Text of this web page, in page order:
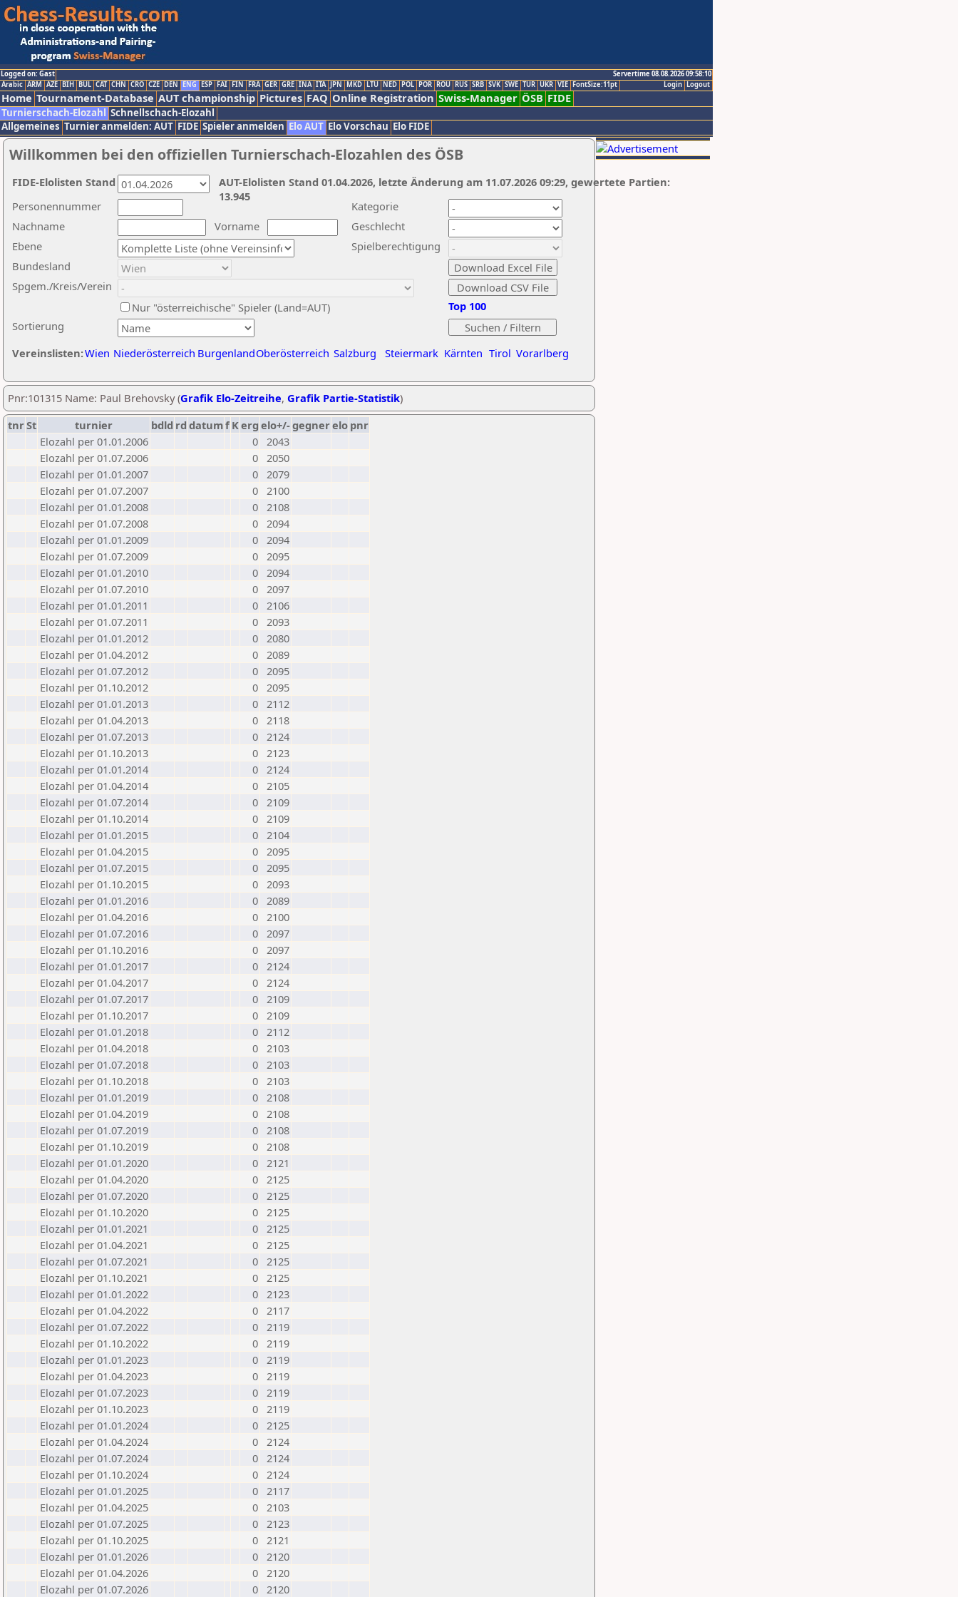
Logged on: Gast
Servertime 08.08.2026 09:58:10
Logout
Login
Arabic ARM AZE BIH BUL CAT CHN CRO CZE DEN ENG ESP FAI FIN FRA GER GRE INA ITA JPN MKD LTU NED POL POR ROU RUS SRB SVK SWE TUR UKR VIE FontSize:11pt
Home Tournament-Database AUT championship Pictures FAQ Online Registration Swiss-Manager ÖSB FIDE
Turnierschach-Elozahl Schnellschach-Elozahl
Allgemeines Turnier anmelden: AUT FIDE Spieler anmelden Elo AUT Elo Vorschau Elo FIDE
Willkommen bei den offiziellen Turnierschach-Elozahlen des ÖSB
Nachname
Vorname
Ebene
Kategorie
Sortierung
Personennummer
Bundesland
Spgem./Kreis/Verein
Geschlecht
Nur "österreichische" Spieler (Land=AUT)
Spielberechtigung
Vereinslisten:Wien Niederösterreich BurgenlandOberösterreich Salzburg Steiermark Kärnten Tirol Vorarlberg
Top 100
AUT-Elolisten Stand 01.04.2026, letzte Änderung am 11.07.2026 09:29, gewertete Partien:
13.945
FIDE-Elolisten Stand
Pnr:101315 Name: Paul Brehovsky (Grafik Elo-Zeitreihe, Grafik Partie-Statistik)
tnrSt turnier bdld rd datumf Kerg elo+/-gegnerelo pnr
Elozahl per 01.01.2006
0 2043
Elozahl per 01.07.2006
0 2050
Elozahl per 01.01.2007
0 2079
Elozahl per 01.07.2007
0 2100
Elozahl per 01.01.2008
0 2108
Elozahl per 01.07.2008
0 2094
Elozahl per 01.01.2009
0 2094
Elozahl per 01.07.2009
0 2095
Elozahl per 01.01.2010
0 2094
Elozahl per 01.07.2010
0 2097
Elozahl per 01.01.2011
0 2106
Elozahl per 01.07.2011
0 2093
Elozahl per 01.01.2012
0 2080
Elozahl per 01.04.2012
0 2089
Elozahl per 01.07.2012
0 2095
Elozahl per 01.10.2012
0 2095
Elozahl per 01.01.2013
0 2112
Elozahl per 01.04.2013
0 2118
Elozahl per 01.07.2013
0 2124
Elozahl per 01.10.2013
0 2123
Elozahl per 01.01.2014
0 2124
Elozahl per 01.04.2014
0 2105
Elozahl per 01.07.2014
0 2109
Elozahl per 01.10.2014
0 2109
Elozahl per 01.01.2015
0 2104
Elozahl per 01.04.2015
0 2095
Elozahl per 01.07.2015
0 2095
Elozahl per 01.10.2015
0 2093
Elozahl per 01.01.2016
0 2089
Elozahl per 01.04.2016
0 2100
Elozahl per 01.07.2016
0 2097
Elozahl per 01.10.2016
0 2097
Elozahl per 01.01.2017
0 2124
Elozahl per 01.04.2017
0 2124
Elozahl per 01.07.2017
0 2109
Elozahl per 01.10.2017
0 2109
Elozahl per 01.01.2018
0 2112
Elozahl per 01.04.2018
0 2103
Elozahl per 01.07.2018
0 2103
Elozahl per 01.10.2018
0 2103
Elozahl per 01.01.2019
0 2108
Elozahl per 01.04.2019
0 2108
Elozahl per 01.07.2019
0 2108
Elozahl per 01.10.2019
0 2108
Elozahl per 01.01.2020
0 2121
Elozahl per 01.04.2020
0 2125
Elozahl per 01.07.2020
0 2125
Elozahl per 01.10.2020
0 2125
Elozahl per 01.01.2021
0 2125
Elozahl per 01.04.2021
0 2125
Elozahl per 01.07.2021
0 2125
Elozahl per 01.10.2021
0 2125
Elozahl per 01.01.2022
0 2123
Elozahl per 01.04.2022
0 2117
Elozahl per 01.07.2022
0 2119
Elozahl per 01.10.2022
0 2119
Elozahl per 01.01.2023
0 2119
Elozahl per 01.04.2023
0 2119
Elozahl per 01.07.2023
0 2119
Elozahl per 01.10.2023
0 2119
Elozahl per 01.01.2024
0 2125
Elozahl per 01.04.2024
0 2124
Elozahl per 01.07.2024
0 2124
Elozahl per 01.10.2024
0 2124
Elozahl per 01.01.2025
0 2117
Elozahl per 01.04.2025
0 2103
Elozahl per 01.07.2025
0 2123
Elozahl per 01.10.2025
0 2121
Elozahl per 01.01.2026
0 2120
Elozahl per 01.04.2026
0 2120
Elozahl per 01.07.2026
0 2120